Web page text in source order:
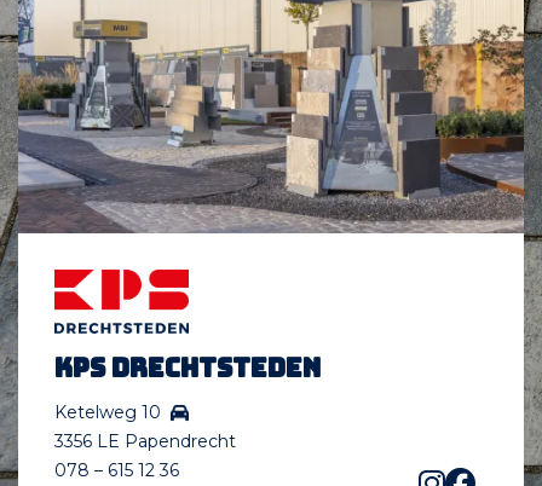
KPS Drechtsteden
Ketelweg 10
3356 LE Papendrecht
078 – 615 12 36